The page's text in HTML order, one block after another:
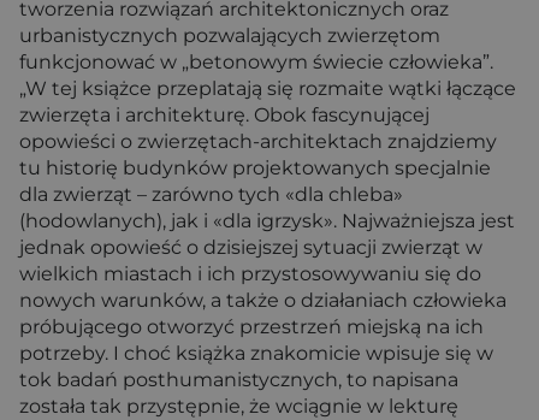
tworzenia rozwiązań architektonicznych oraz
urbanistycznych pozwalających zwierzętom
funkcjonować w „betonowym świecie człowieka”.
„W tej książce przeplatają się rozmaite wątki łączące
zwierzęta i architekturę. Obok fascynującej
opowieści o zwierzętach-architektach znajdziemy
tu historię budynków projektowanych specjalnie
dla zwierząt – zarówno tych «dla chleba»
(hodowlanych), jak i «dla igrzysk». Najważniejsza jest
jednak opowieść o dzisiejszej sytuacji zwierząt w
wielkich miastach i ich przystosowywaniu się do
nowych warunków, a także o działaniach człowieka
próbującego otworzyć przestrzeń miejską na ich
potrzeby. I choć książka znakomicie wpisuje się w
tok badań posthumanistycznych, to napisana
została tak przystępnie, że wciągnie w lekturę